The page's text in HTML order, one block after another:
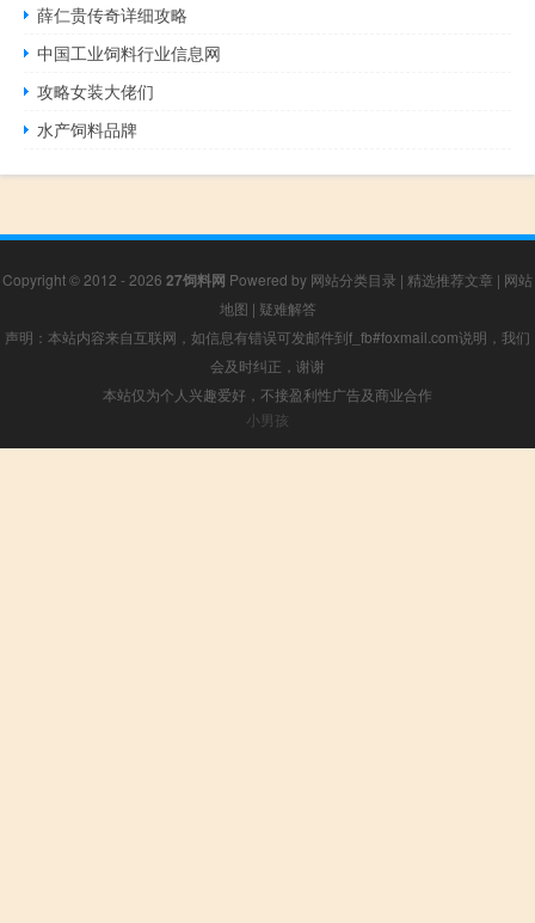
薛仁贵传奇详细攻略
中国工业饲料行业信息网
攻略女装大佬们
水产饲料品牌
Copyright © 2012 - 2026 27饲料网 Powered by 网站分类目录 | 精选推荐文章 | 网站
地图 | 疑难解答
声明：本站内容来自互联网，如信息有错误可发邮件到f_fb#foxmail.com说明，我们
会及时纠正，谢谢
本站仅为个人兴趣爱好，不接盈利性广告及商业合作
小男孩